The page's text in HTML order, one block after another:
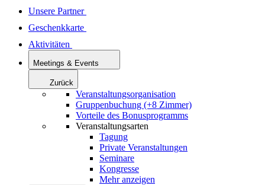
Unsere Partner
Geschenkkarte
Aktivitäten
Meetings & Events
Zurück
Veranstaltungsorganisation
Gruppenbuchung (+8 Zimmer)
Vorteile des Bonusprogramms
Veranstaltungsarten
Tagung
Private Veranstaltungen
Seminare
Kongresse
Mehr anzeigen